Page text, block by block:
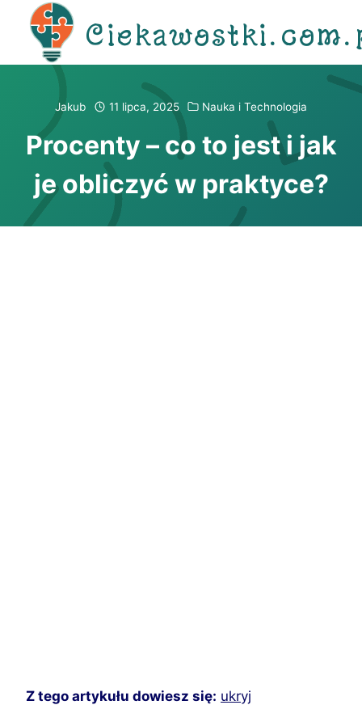
Przejdź
Jakub 11 lipca, 2025 Nauka i Technologia
Procenty – co to jest i jak
je obliczyć w praktyce?
Z tego artykułu dowiesz się: ukryj